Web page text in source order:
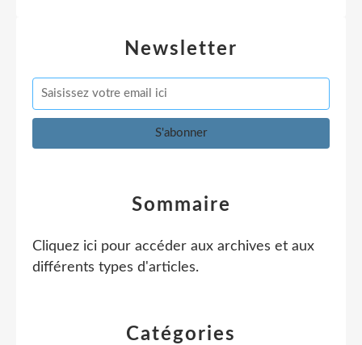
Newsletter
Catégories
Sommaire
Cliquez ici pour accéder aux archives et aux
différents types d'articles.